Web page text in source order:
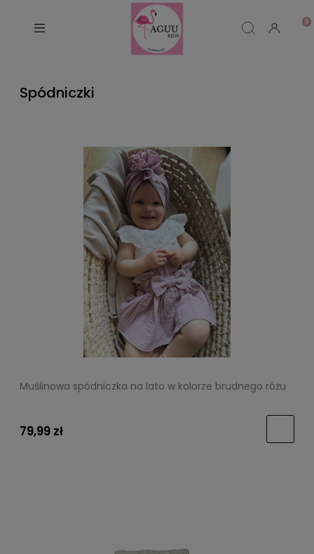
Spódniczki
Muślinowa spódniczka na lato w kolorze brudnego różu
79,99 zł